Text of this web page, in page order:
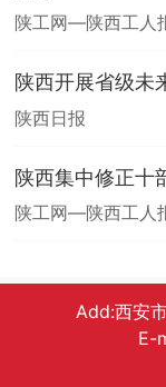
陕工网—陕西工人
陕西开展省级未
陕西日报
陕西集中修正十
陕工网—陕西工人
Add:西安
E-